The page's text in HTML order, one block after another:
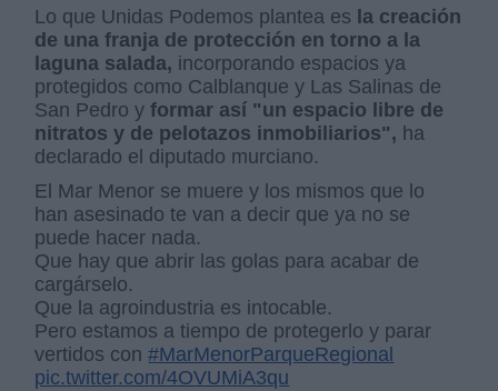
Lo que Unidas Podemos plantea es la creación
de una franja de protección en torno a la
laguna salada, incorporando espacios ya
protegidos como Calblanque y Las Salinas de
San Pedro y formar así "un espacio libre de
nitratos y de pelotazos inmobiliarios", ha
declarado el diputado murciano.
El Mar Menor se muere y los mismos que lo
han asesinado te van a decir que ya no se
puede hacer nada.
Que hay que abrir las golas para acabar de
cargárselo.
Que la agroindustria es intocable.
Pero estamos a tiempo de protegerlo y parar
vertidos con#MarMenorParqueRegional
pic.twitter.com/4OVUMiA3qu